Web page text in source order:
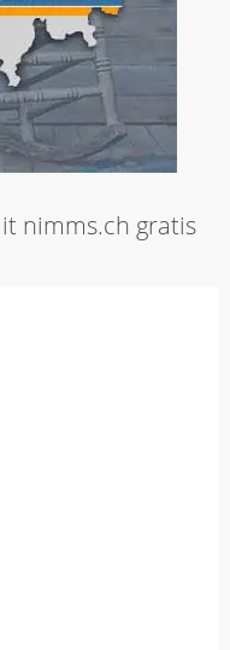
nimms.ch gratis